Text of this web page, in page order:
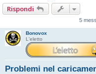
Rispondi
5
Bonovox
L'eletto
Problemi nel